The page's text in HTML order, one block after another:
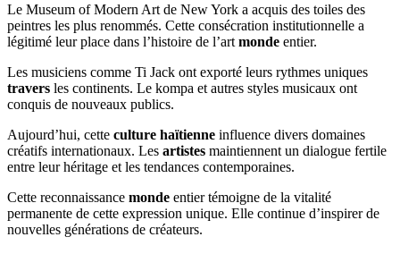
Le Museum of Modern Art de New York a acquis des toiles des
peintres les plus renommés. Cette consécration institutionnelle a
légitimé leur place dans l’histoire de l’art monde entier.
Les musiciens comme Ti Jack ont exporté leurs rythmes uniques
travers les continents. Le kompa et autres styles musicaux ont
conquis de nouveaux publics.
Aujourd’hui, cette culture haïtienne influence divers domaines
créatifs internationaux. Les artistes maintiennent un dialogue fertile
entre leur héritage et les tendances contemporaines.
Cette reconnaissance monde entier témoigne de la vitalité
permanente de cette expression unique. Elle continue d’inspirer de
nouvelles générations de créateurs.